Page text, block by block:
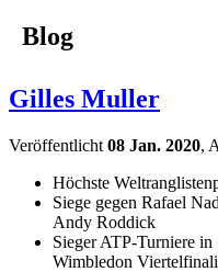
Blog
Gilles Muller
Veröffentlicht 08 Jan. 2020,
Höchste
Siege gegen Rafael
Andy Roddick
Sieger ATP-Turniere
Wimbledon